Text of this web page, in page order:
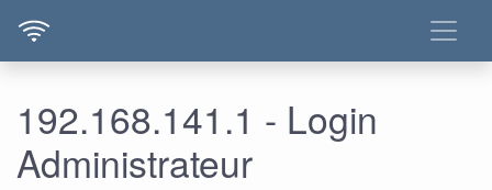
192.168.141.1 - Login
Administrateur